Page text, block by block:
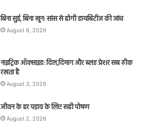
बिना सुई, बिना खून: सांस से होगी डायबिटीज की जांच
August 6, 2026
नाइट्रिक ऑक्साइड: दिल,दिमाग और ब्लड प्रेशर सब ठीक
रखता है
August 3, 2026
जीवन के हर पड़ाव के लिए सही पोषण
August 2, 2026